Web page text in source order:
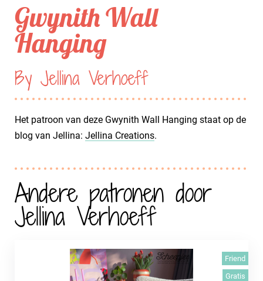
Gwynith Wall
Hanging
By Jellina Verhoeff
Het patroon van deze Gwynith Wall Hanging staat op de
blog van Jellina: Jellina Creations.
Andere patronen door
Jellina Verhoeff
Friend
Gratis